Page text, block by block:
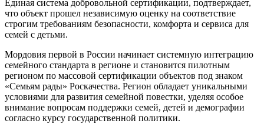
Единая система добровольной сертификации, подтверждает,
что объект прошел независимую оценку на соответствие
строгим требованиям безопасности, комфорта и сервиса для
семей с детьми.
Мордовия первой в России начинает системную интеграцию
семейного стандарта в регионе и становится пилотным
регионом по массовой сертификации объектов под знаком
«Семьям рады» Роскачества. Регион обладает уникальными
условиями для развития семейной повестки, уделяя особое
внимание вопросам поддержки семей, детей и демографии
согласно курсу государственной политики.